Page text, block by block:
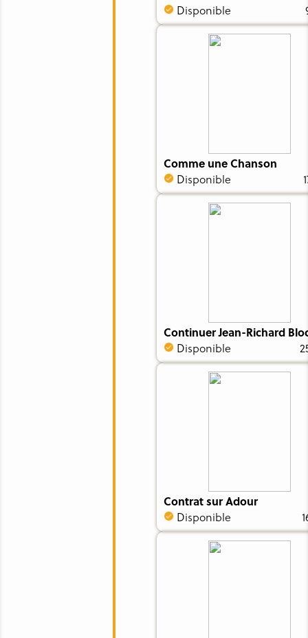
Disponible
Comme une Chanson
Disponible
Continuer Jean-Richard
Disponible
Contrat sur Adour
Disponible